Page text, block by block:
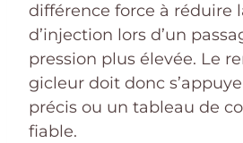
différence force à réduire
d’injection lors d’un
pression plus élevée. Le
gicleur doit donc
précis ou un tableau de
fiable.